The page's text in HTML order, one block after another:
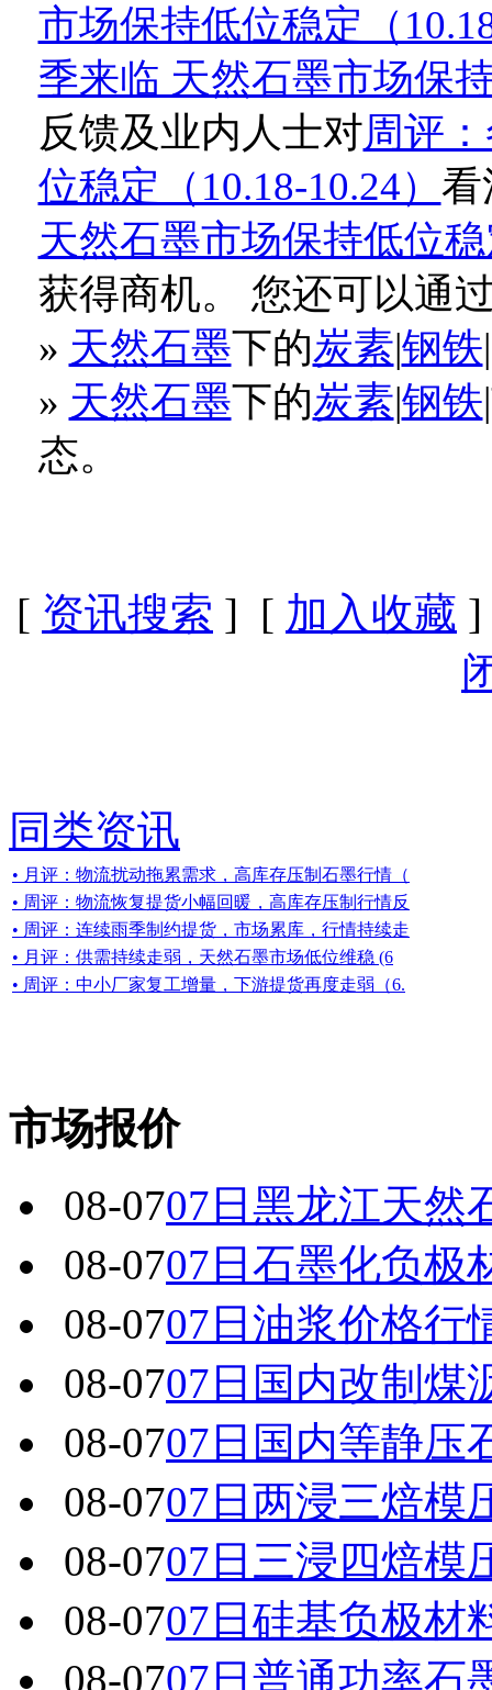
市场保持低位稳定（
季来临 天然石墨市场保
反馈及业内人士对周评
位稳定（10.18-10.24） 看
天然石墨市场保持低位
获得商机。 您还可以通
» 天然石墨下的炭素|钢铁
» 天然石墨下的炭素|钢铁
态。
[ 资讯搜索 ] [ 加入收藏
同类资讯
• 月评：物流扰动拖累需求，高库存压制石墨行情（
• 周评：物流恢复提货小幅回暖，高库存压制行情反
• 周评：连续雨季制约提货，市场累库，行情持续走
• 月评：供需持续走弱，天然石墨市场低位维稳 (6
• 周评：中小厂家复工增量，下游提货再度走弱（6.
市场报价
08-0707日黑龙江天然
08-0707日石墨化负极
08-0707日油浆价格行
08-0707日国内改制煤
08-0707日国内 等静压
08-0707日两浸三焙模
08-0707日三浸四焙模
08-0707日硅基负极材
08-0707日普通功率石